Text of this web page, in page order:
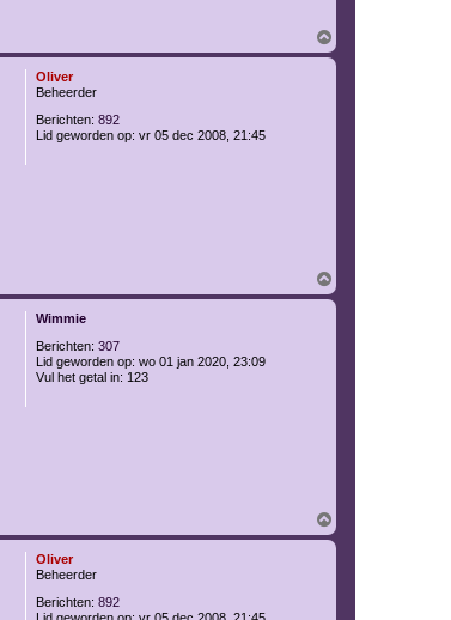
m
h
Oliver
Beheerder
Berichten: 892
Lid geworden op: vr 05 dec 2008, 21:45
m
h
Wimmie
Berichten: 307
Lid geworden op: wo 01 jan 2020, 23:09
Vul het getal in: 123
m
h
Oliver
Beheerder
Berichten: 892